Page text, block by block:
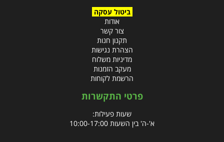
ביטול עסקה
אודות
צור קשר
תקנון חנות
הצהרת נגישות
מדיניות משלוח
מעקב הזמנות
הרשמת לקוחות
פרטי התקשרות
שעות פעילות:
א'-ה' בין השעות 10:00-17:00